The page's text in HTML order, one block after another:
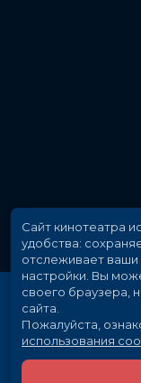
Сайт кинотеатра
удобства:
отслеживает ваши
настройки. Вы
своего браузера,
сайта.
Пожалуйста,
использования